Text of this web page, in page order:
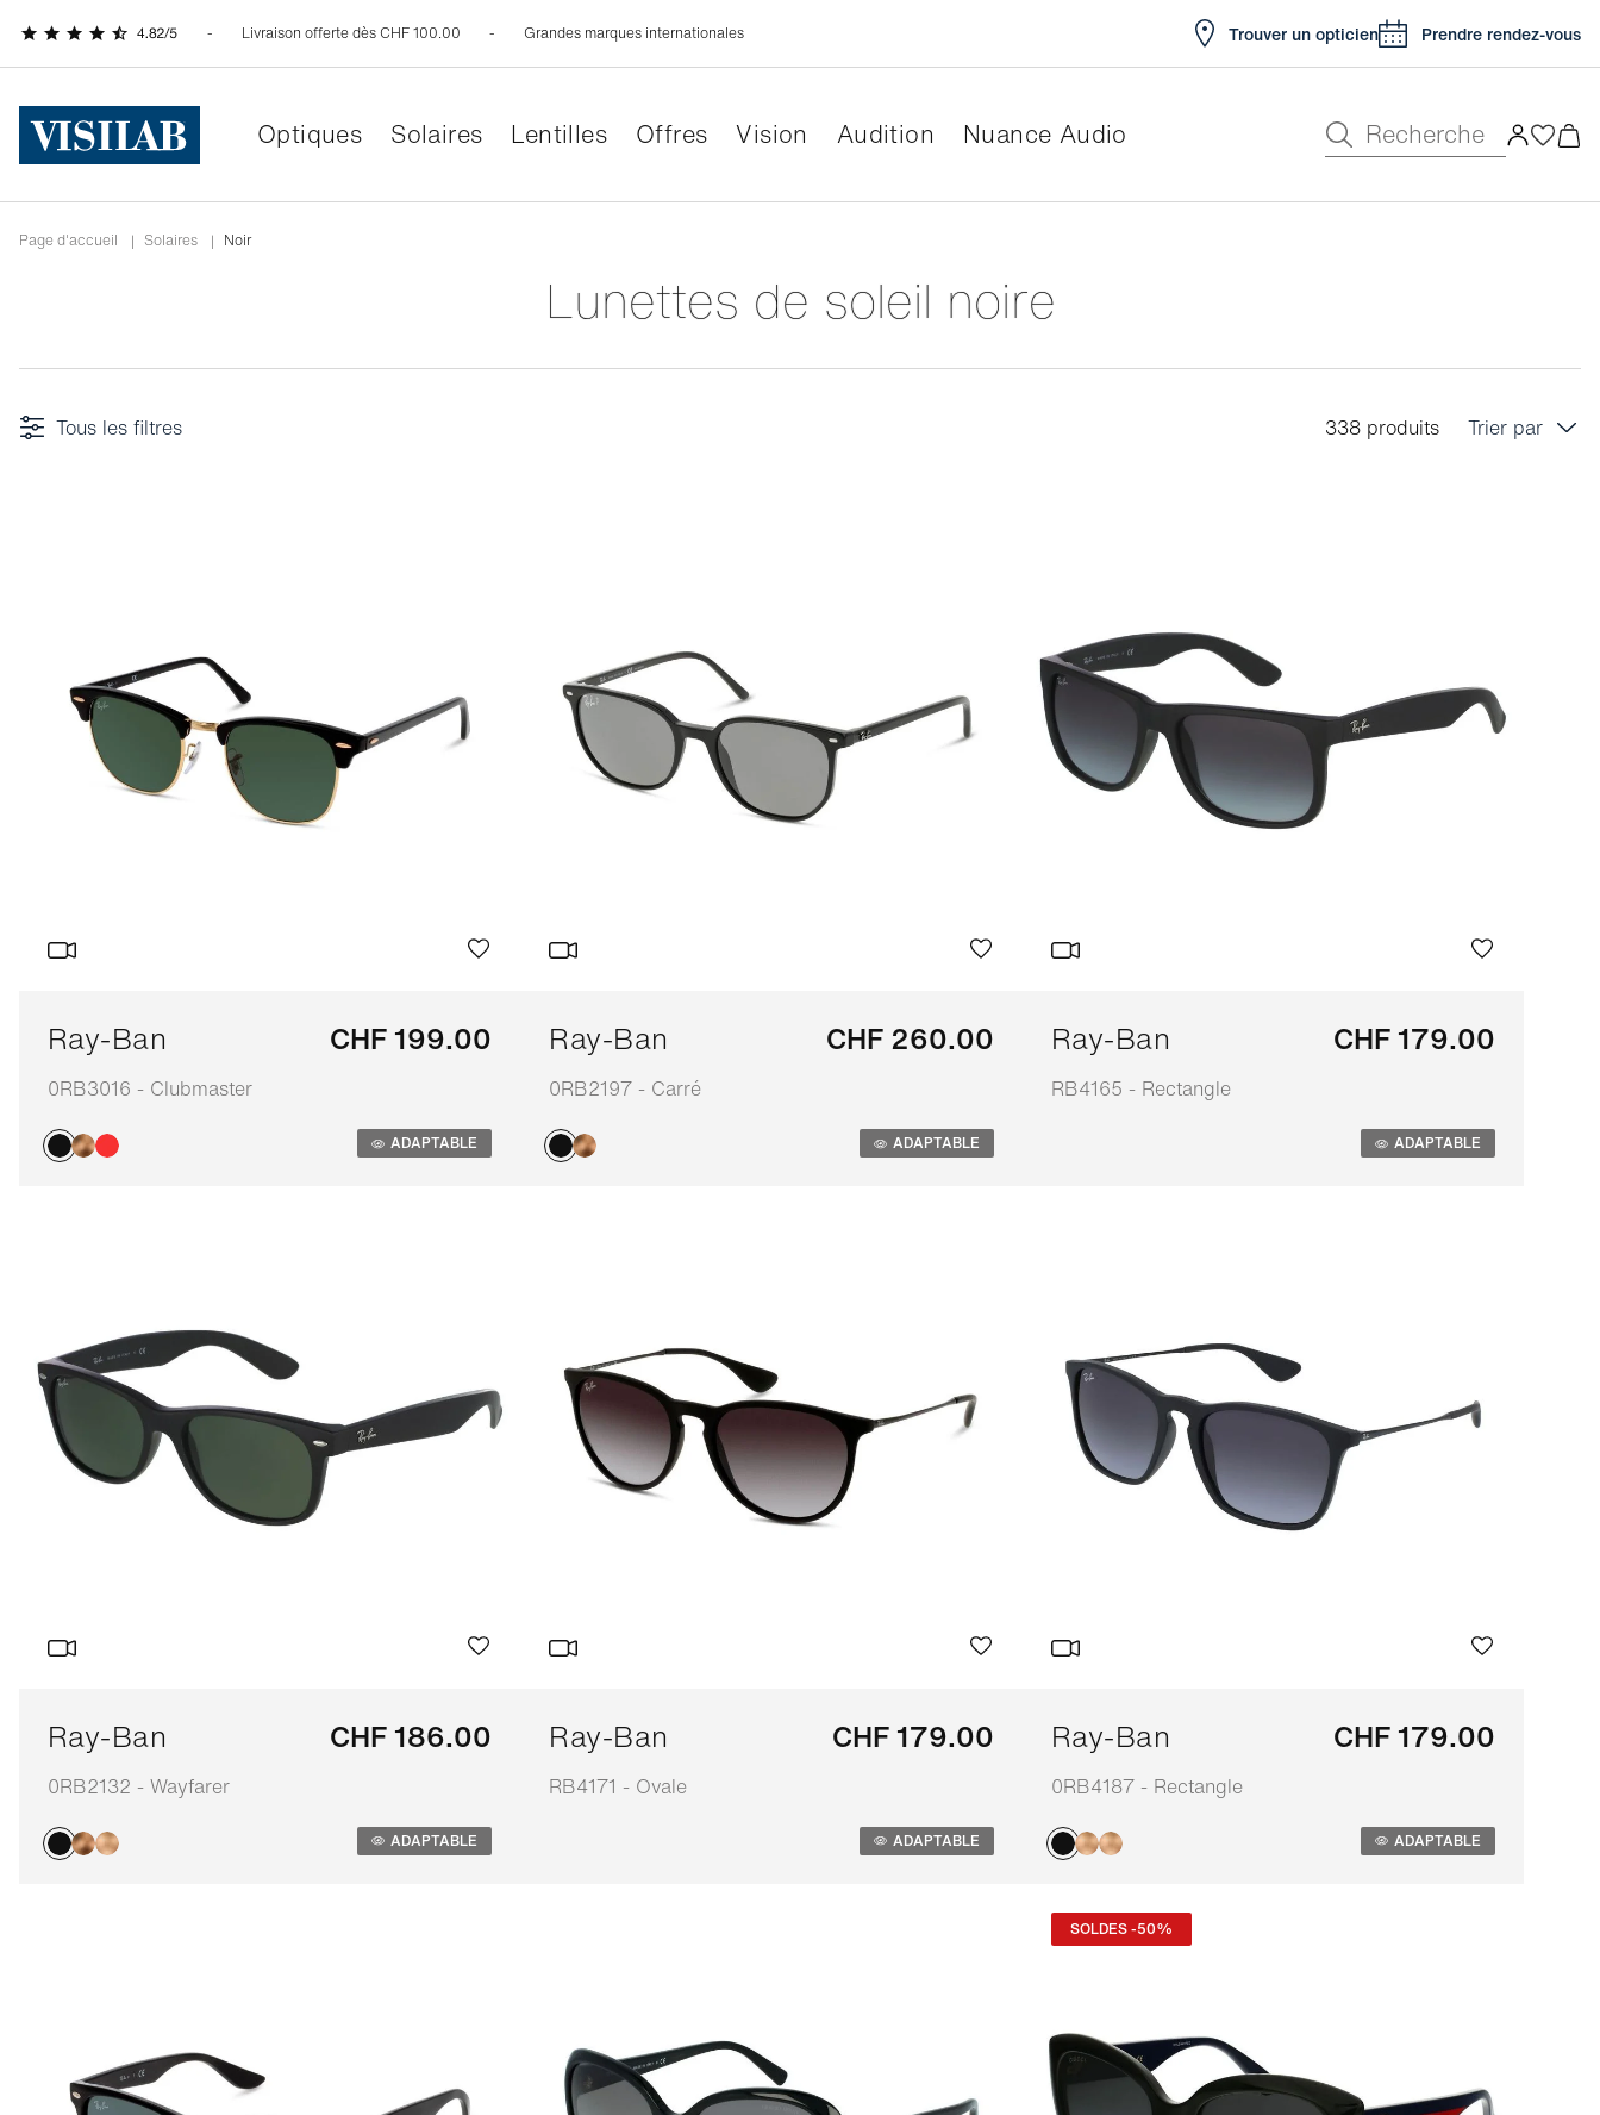
Livraison offerte dès CHF 100.00 Grandes marques internationales Trouver un opticien Prendre rendez-vous
Optiques Solaires Lentilles Offres Vision Audition Nuance Audio Recherche
Page d'accueil | Solaires | Noir
Lunettes de soleil noire
Tous les filtres 338 produits
Trier par
Ray-Ban
0RB3016 - Clubmaster
CHF 199.00
ADAPTABLE
Ray-Ban
0RB2197 - Carré
CHF 260.00
ADAPTABLE
Ray-Ban
RB4165 - Rectangle
CHF 179.00
ADAPTABLE
Ray-Ban
0RB2132 - Wayfarer
CHF 186.00
ADAPTABLE
Ray-Ban
RB4171 - Ovale
CHF 179.00
ADAPTABLE
Ray-Ban
0RB4187 - Rectangle
CHF 179.00
ADAPTABLE
SOLDES -50%